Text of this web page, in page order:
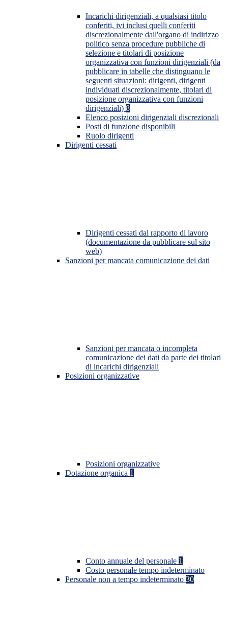
Incarichi dirigenziali, a qualsiasi titolo
conferiti, ivi inclusi quelli conferiti
discrezionalmente dall'organo di indirizzo
politico senza procedure pubbliche di
selezione e titolari di posizione
organizzativa con funzioni dirigenziali (da
pubblicare in tabelle che distinguano le
seguenti situazioni: dirigenti, dirigenti
individuati discrezionalmente, titolari di
posizione organizzativa con funzioni
dirigenziali) 8
Elenco posizioni dirigenziali discrezionali
Posti di funzione disponibili
Ruolo dirigenti
Dirigenti cessati
Dirigenti cessati dal rapporto di lavoro
(documentazione da pubblicare sul sito
web)
Sanzioni per mancata comunicazione dei dati
Sanzioni per mancata o incompleta
comunicazione dei dati da parte dei titolari
di incarichi dirigenziali
Posizioni organizzative
Posizioni organizzative
Dotazione organica 1
Conto annuale del personale 1
Costo personale tempo indeterminato
Personale non a tempo indeterminato 30